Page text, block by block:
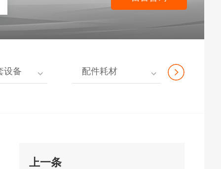
设备 配件耗材
上一条